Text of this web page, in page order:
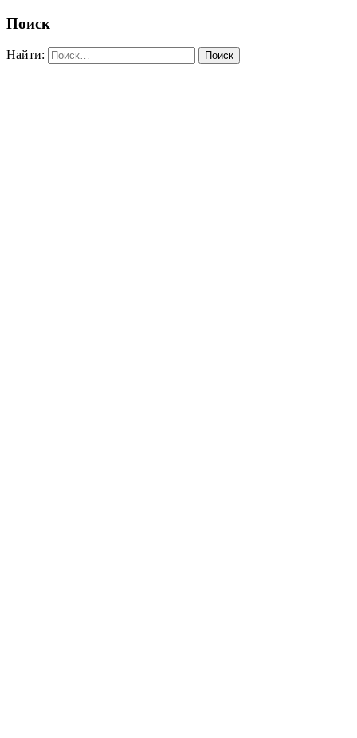
Поиск
Найти: